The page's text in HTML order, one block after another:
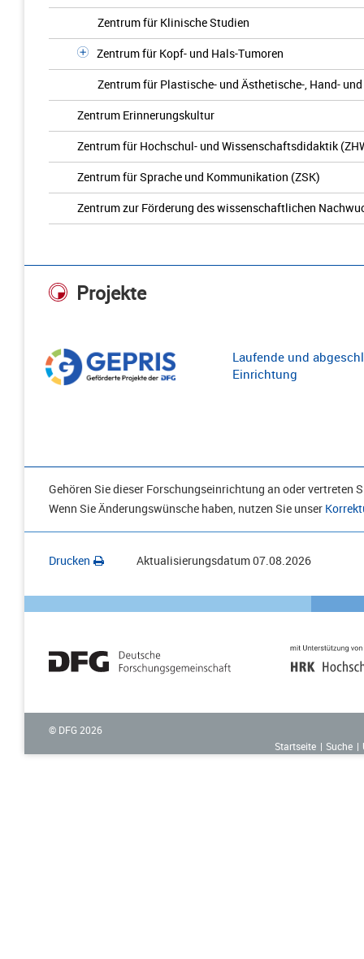
Zentrum für Klinische Studien
Zentrum für Kopf- und Hals-Tumoren
Zentrum für Plastische- und Ästhetische-, Hand-
Zentrum Erinnerungskultur
Zentrum für Hochschul- und Wissenschaftsdidaktik
Zentrum für Sprache und Kommunikation (ZSK)
Zentrum zur Förderung des wissenschaftlichen
Projekte
Laufende und
Einrichtung
Gehören Sie dieser Forschungseinrichtung an oder vertreten
Wenn Sie Änderungswünsche haben, nutzen Sie unser
Drucken Aktualisierungsdatum07.08.2026
© DFG 2026
Startseite
Suche